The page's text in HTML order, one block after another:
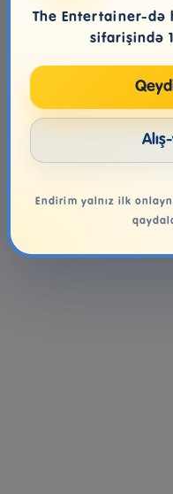
The Entertainer-də
sifarişində
Endirim yalnız ilk